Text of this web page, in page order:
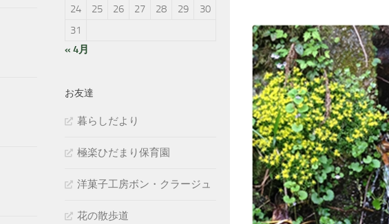
24
25 26 27 28 29
30
31
« 4月
お友達
暮らしだより
極楽ひだまり保育園
洋菓子工房ボン・クラージュ
花の散歩道